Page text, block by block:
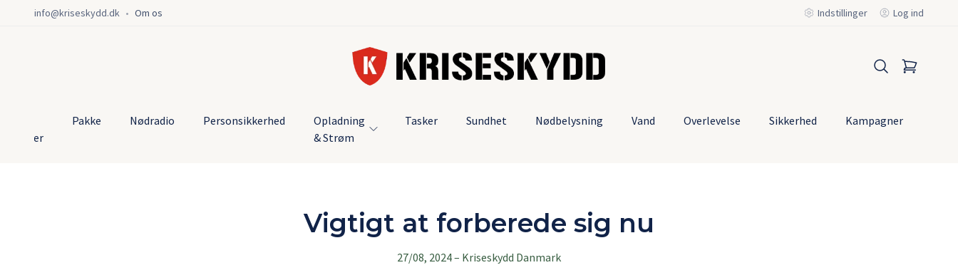
info@kriseskydd.dk • Om os Indstillinger Log ind
Pakke Nødradio Personsikkerhed
Opladning
& Strøm
Tasker Sundhet Nødbelysning Vand Overlevelse Sikkerhed Kampagner
Vigtigt at forberede sig nu
27/08, 2024– Kriseskydd Danmark